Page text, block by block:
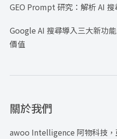
GEO Prompt 研究：解析 AI
Google AI 搜尋導入三大新功
價值
關於我們
awoo Intelligence 阿物科技，